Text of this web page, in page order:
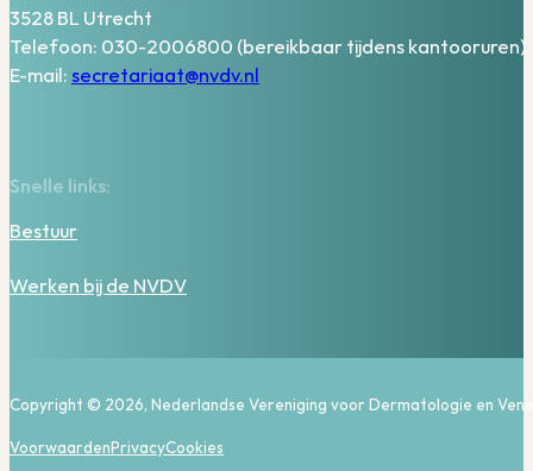
3528 BL Utrecht
Telefoon: 030-2006800 (bereikbaar tijdens kantooruren)
E-mail: secretariaat@nvdv.nl
Snelle links:
Bestuur
Werken bij de NVDV
Copyright © 2026, Nederlandse Vereniging voor Dermatologie en
VoorwaardenPrivacyCookies